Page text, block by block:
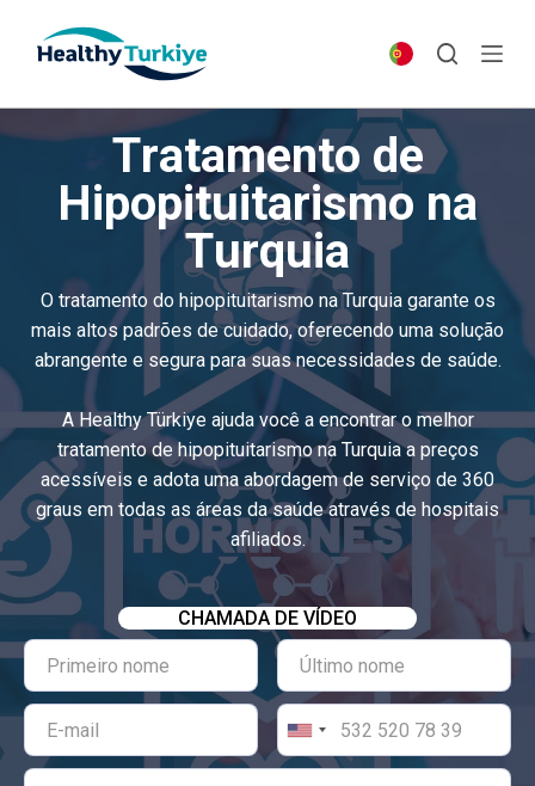
p
t
e
Tratamento de
Hipopituitarismo na
Turquia
O tratamento do hipopituitarismo na Turquia garante os
mais altos padrões de cuidado, oferecendo uma solução
abrangente e segura para suas necessidades de saúde.
A Healthy Türkiye ajuda você a encontrar o melhor
tratamento de hipopituitarismo na Turquia a preços
acessíveis e adota uma abordagem de serviço de 360
graus em todas as áreas da saúde através de hospitais
afiliados.
CHAMADA DE VÍDEO